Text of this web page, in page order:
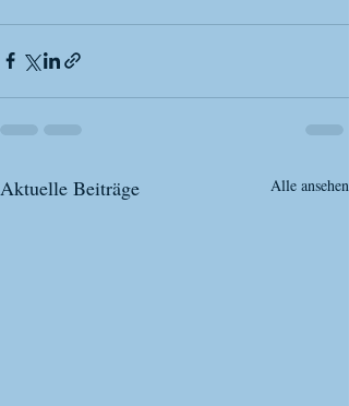
Aktuelle Beiträge Alle ansehen